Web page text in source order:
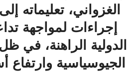
الغزواني، تعليماته إلى
إجراءات لمواجهة
الراهنة، في ظل
الجيوسياسية وارتفاع